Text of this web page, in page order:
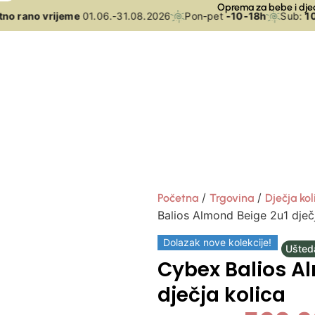
rano vrijeme01.06.-31.08.2026 Pon-pet-10-18h Sub:10-
Oprema za bebe i
Početna / Trgovina / Dječja
Balios Almond Beige 2u1
Dolazak nove kolekcije!
Cybex Balios
dječja kolica